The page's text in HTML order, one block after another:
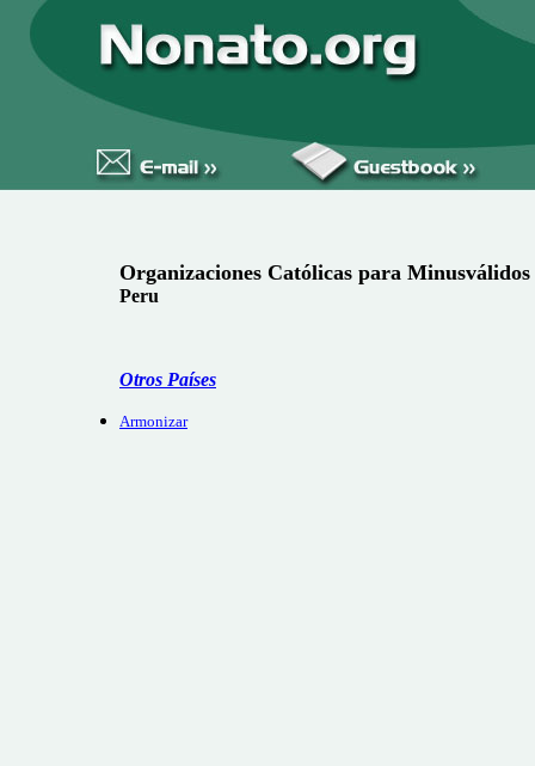
Organizaciones Católicas para Minusválidos
Peru
Otros Países
Armonizar